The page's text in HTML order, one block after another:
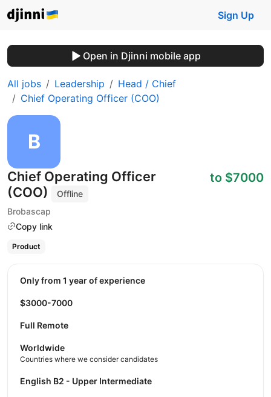
Sign Up
Open in Djinni mobile app
All jobs Leadership
Head / Chief
Chief Operating Officer (COO)
Chief Operating Officer
(COO)
Offline
Brobascap
Copy link
to $7000
Product
Only from 1 year of experience
$3000-7000
Full Remote
Worldwide
Countries where we consider candidates
English B2 - Upper Intermediate